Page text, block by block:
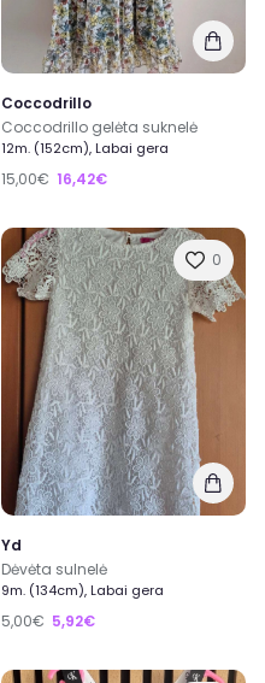
Coccodrillo
Coccodrillo gelėta suknelė
12m. (152cm), Labai gera
15,00€ 16,42€
0
Yd
Dėvėta sulnelė
9m. (134cm), Labai gera
5,00€ 5,92€